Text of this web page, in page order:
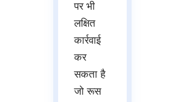
पर भी
लक्षित
कार्रवाई
कर
सकता है
जो रूस